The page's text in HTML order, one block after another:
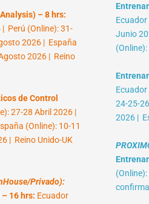
– 8 hrs:
Perú (Online): 31-
2026 | España
2026 | Reino
de Control
27-28 Abril 2026 |
(Online): 10-11
| Reino Unido-UK
Privado):
16 hrs: Ecuador
Junio
24-25-
2026 |